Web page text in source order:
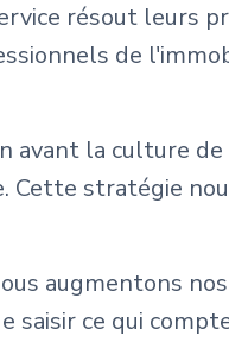
résout leurs
de
avant la culture
stratégie
augmentons
saisir ce qui